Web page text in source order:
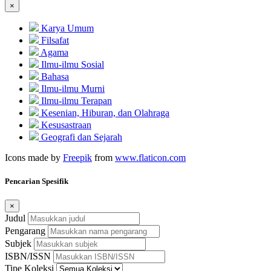
×
Karya Umum
Filsafat
Agama
Ilmu-ilmu Sosial
Bahasa
Ilmu-ilmu Murni
Ilmu-ilmu Terapan
Kesenian, Hiburan, dan Olahraga
Kesusastraan
Geografi dan Sejarah
Icons made by Freepik from www.flaticon.com
Pencarian Spesifik
×
Judul
Pengarang
Subjek
ISBN/ISSN
Tipe Koleksi